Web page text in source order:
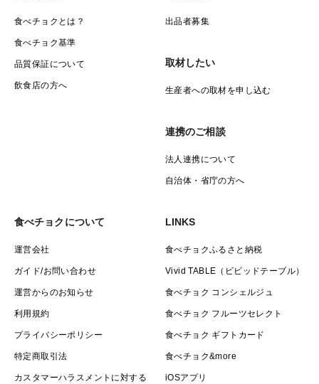
食べチョクとは？
食べチョク基準
品質保証について
飲食店の方へ
出品者募集
取材したい
生産者への取材を申し込む
連携のご相談
法人連携について
自治体・省庁の方へ
食べチョクについて
運営会社
ガイド/お問い合わせ
運営からのお知らせ
利用規約
プライバシーポリシー
特定商取引法
カスタマーハラスメントに対する
LINKS
食べチョクふるさと納税
Vivid TABLE（ビビッドテーブル）
食べチョク コンシェルジュ
食べチョク フルーツセレクト
食べチョク ギフトカード
食べチョク&more
iOSアプリ